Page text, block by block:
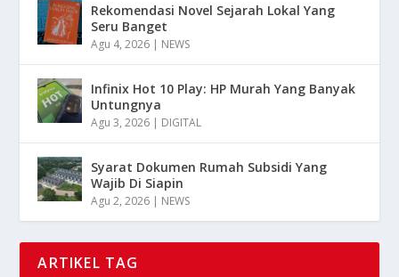
Rekomendasi Novel Sejarah Lokal Yang
Seru Banget
Agu 4, 2026 | NEWS
Infinix Hot 10 Play: HP Murah Yang Banyak
Untungnya
Agu 3, 2026 | DIGITAL
Syarat Dokumen Rumah Subsidi Yang
Wajib Di Siapin
Agu 2, 2026 | NEWS
ARTIKEL TAG